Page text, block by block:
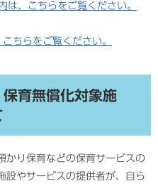
は、こちらをご覧ください。
ちらをご覧ください。
育無償化対象施
り保育などの保育サービスの
設やサービスの提供者が、自ら